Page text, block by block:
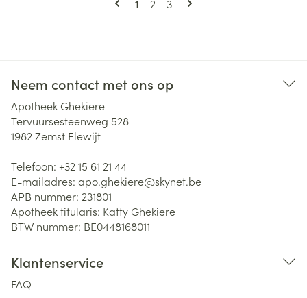
1 2 3
Neem contact met ons op
Apotheek Ghekiere
Tervuursesteenweg 528
1982 Zemst Elewijt
Telefoon: +32 15 61 21 44
E-mailadres: apo.ghekiere@skynet.be
APB nummer: 231801
Apotheek titularis: Katty Ghekiere
BTW nummer: BE0448168011
Klantenservice
FAQ